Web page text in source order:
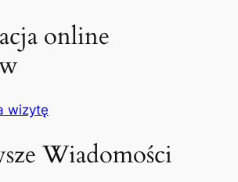
online
wizytę
Wiadomości